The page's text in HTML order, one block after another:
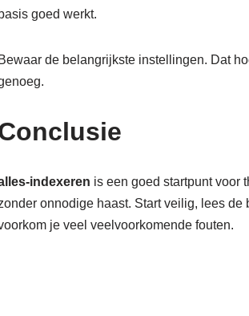
basis goed werkt.
Bewaar de belangrijkste instellingen. Dat
indexeren is een goed startpunt voor
onnodige haast. Start veilig, lees
je veel veelvoorkomende fouten.